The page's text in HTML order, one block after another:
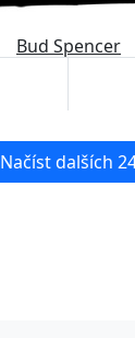
Bud Spencer
Načíst dalších